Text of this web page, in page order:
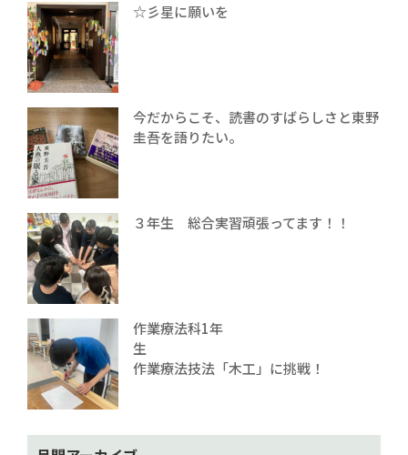
☆彡星に願いを
今だからこそ、読書のすばらしさと東野
圭吾を語りたい。
３年生 総合実習頑張ってます！！
作業療法科1年
生
作業療法技法「木工」に挑戦！